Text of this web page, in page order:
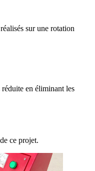
sur une rotation
en éliminant les
ce projet.